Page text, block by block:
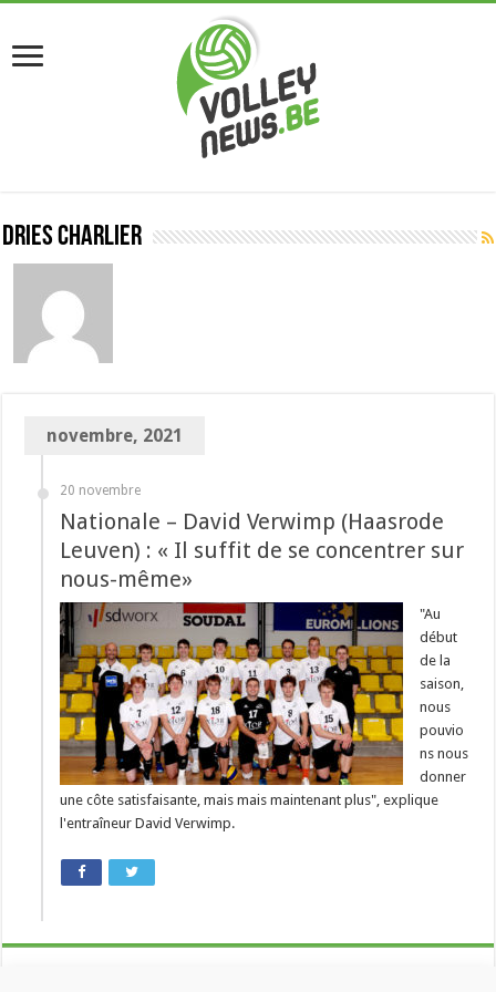
Dries Charlier
novembre, 2021
20 novembre
Nationale – David Verwimp (Haasrode
Leuven) : « Il suffit de se concentrer sur
nous-même»
"Au
début
de la
saison,
nous
pouvio
ns nous
donner
une côte satisfaisante, mais mais maintenant plus", explique
l'entraîneur David Verwimp.